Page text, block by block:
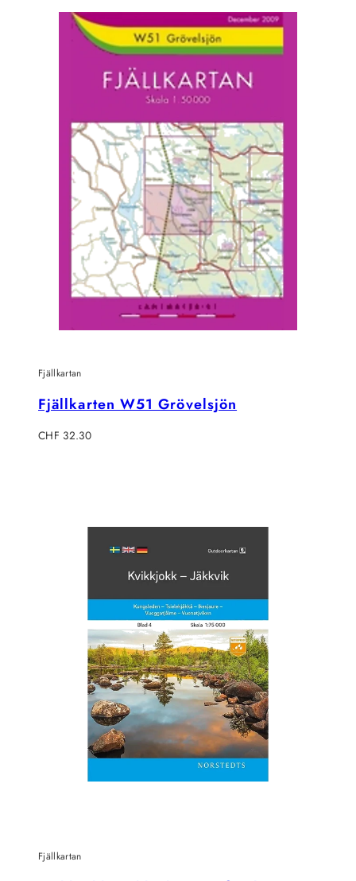
Fjällkartan
Fjällkarten W51 Grövelsjön
Regulärer
CHF 32.30
Fjällkartan